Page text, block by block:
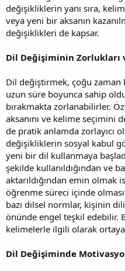
değişikliklerin yanı sıra,
veya yeni bir aksanın
değişiklikleri de kapsar.
Dil Değişiminin Zorlukları
Dil değiştirmek, çoğu zaman
uzun süre boyunca sahip
bırakmakta zorlanabilirler.
aksanını ve kelime seçimini
de pratik anlamda zorlayıcı
değişikliklerin sosyal kabul
yeni bir dil kullanmaya
şekilde kullanıldığından ve
aktarıldığından emin olmak
öğrenme süreci içinde
bazı dilsel normlar, kişinin
önünde engel teşkil edebilir.
kelimelerle ilgili olarak ortaya
Dil Değişiminde